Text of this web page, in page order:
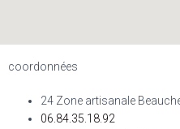
coordonnées
24 Zone artisanale
06.84.35.18.92